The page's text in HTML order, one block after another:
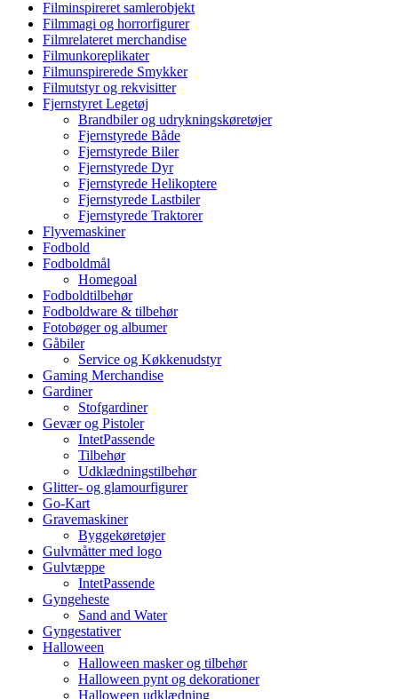
Filminspireret samlerobjekt
Filmmagi og horrorfigurer
Filmrelateret merchandise
Filmunkoreplikater
Filmunspirerede Smykker
Filmutstyr og rekvisitter
Fjernstyret Legetøj
Brandbiler og udrykningskøretøjer
Fjernstyrede Både
Fjernstyrede Biler
Fjernstyrede Dyr
Fjernstyrede Helikoptere
Fjernstyrede Lastbiler
Fjernstyrede Traktorer
Flyvemaskiner
Fodbold
Fodboldmål
Homegoal
Fodboldtilbehør
Fodboldware & tilbehør
Fotobøger og albumer
Gåbiler
Service og Køkkenudstyr
Gaming Merchandise
Gardiner
Stofgardiner
Gevær og Pistoler
IntetPassende
Tilbehør
Udklædningstilbehør
Glitter- og glamourfigurer
Go-Kart
Gravemaskiner
Byggekøretøjer
Gulvmåtter med logo
Gulvtæppe
IntetPassende
Gyngeheste
Sand and Water
Gyngestativer
Halloween
Halloween masker og tilbehør
Halloween pynt og dekorationer
Halloween udklædning